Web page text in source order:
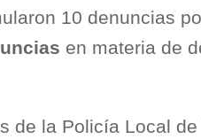
10 denuncias
en materia de
de la Policía Local